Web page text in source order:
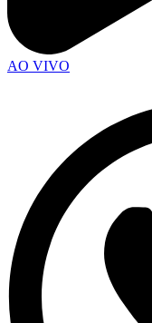
AO VIVO